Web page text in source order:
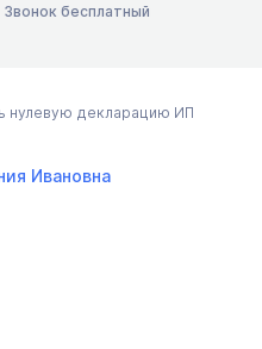
Звонок бесплатный
нулевую декларацию ИП
Ивановна